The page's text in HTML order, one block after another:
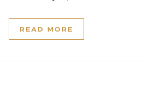
READ MORE